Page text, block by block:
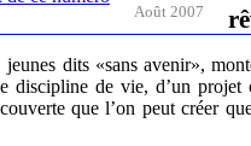
Août 2007
dits «sans avenir»,
discipline de vie, d’un
que l’on peut créer